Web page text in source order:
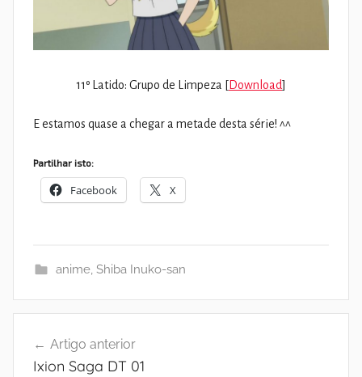
11º Latido: Grupo de Limpeza [Download]
E estamos quase a chegar a metade desta série! ^^
Partilhar isto:
Facebook X
anime, Shiba Inuko-san
de
Artigo anterior
Ixion Saga DT 01